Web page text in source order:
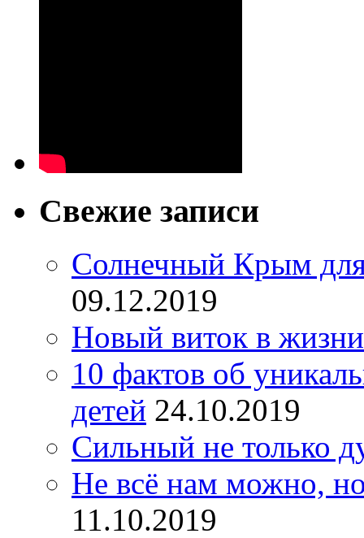
Свежие записи
Солнечный Крым
09.12.2019
Новый виток в жизни
10 фактов об
детей 24.10.2019
Сильный не только
Не всё нам можно,
11.10.2019